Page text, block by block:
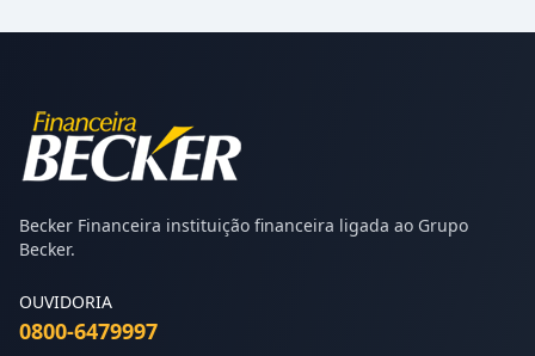
Becker Financeira instituição financeira ligada ao Grupo
Becker.
OUVIDORIA
0800-6479997